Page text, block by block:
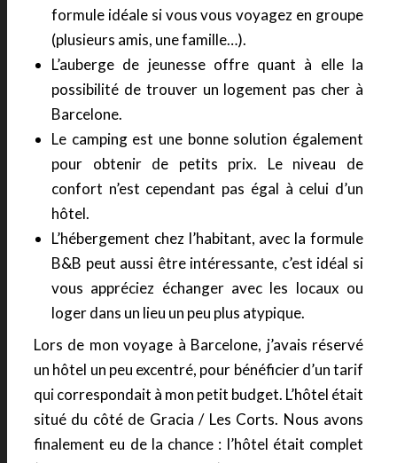
formule idéale si vous vous voyagez en groupe
(plusieurs amis, une famille…).
L’auberge de jeunesse offre quant à elle la
possibilité de trouver un logement pas cher à
Barcelone.
Le camping est une bonne solution également
pour obtenir de petits prix. Le niveau de
confort n’est cependant pas égal à celui d’un
hôtel.
L’hébergement chez l’habitant, avec la formule
B&B peut aussi être intéressante, c’est idéal si
vous appréciez échanger avec les locaux ou
loger dans un lieu un peu plus atypique.
Lors de mon voyage à Barcelone, j’avais réservé
un hôtel un peu excentré, pour bénéficier d’un tarif
qui correspondait à mon petit budget. L’hôtel était
situé du côté de Gracia / Les Corts. Nous avons
finalement eu de la chance : l’hôtel était complet